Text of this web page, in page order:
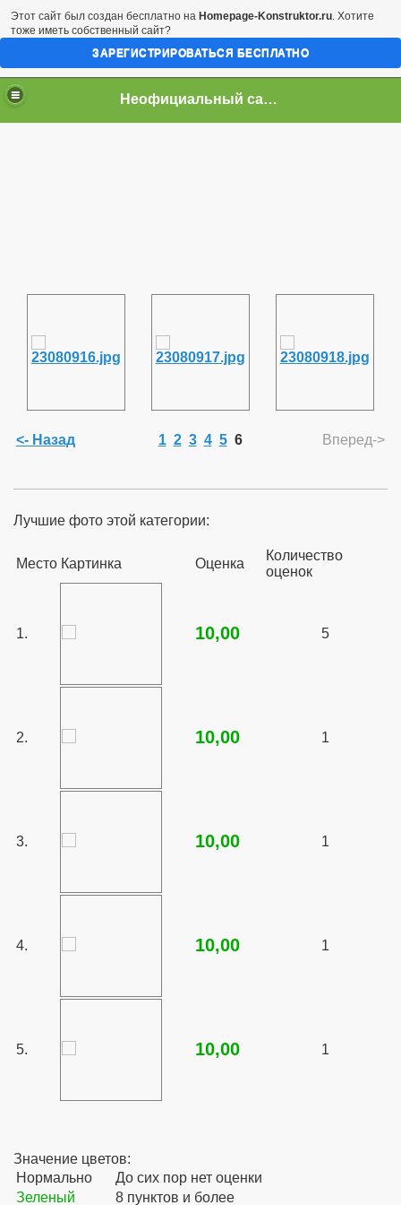
Неофициальный сайт город Арциз
<- Назад 1 2 3 4 5 6 Вперед->
Лучшие фото этой категории:
Место Картинка Оценка
Количество
оценок
1. 10,00 5
2. 10,00 1
3. 10,00 1
4. 10,00 1
5. 10,00 1
Значение цветов:
Нормально
До сих пор нет оценки
Зеленый
8 пунктов и более
Этот сайт был создан бесплатно на Homepage-Konstruktor.ru. Хотите
тоже иметь собственный сайт?
ЗАРЕГИСТРИРОВАТЬСЯ БЕСПЛАТНО